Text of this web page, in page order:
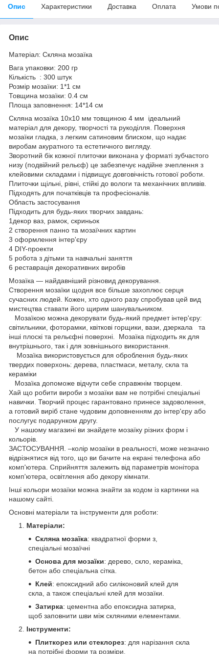
Опис Характеристики Доставка Оплата Умови
Опис
Матеріал: Скляна мозаїка
Вага упаковки: 200 гр
Кількість : 300 штук
Розмір мозаїки: 1*1 см
Товщина мозаїки: 0.4 см
Площа заповнення: 14*14 см
Скляна мозаїка 10х10 мм товщиною 4 мм ідеальний
матеріал для декору, творчості та рукоділля. Поверхня
мозаїки гладка, з легким сатиновим блиском, що надає
виробам акуратного та естетичного вигляду.
Зворотний бік кожної плиточки виконана у форматі зубчастого
низу (подвійний рельєф) це забезпечує надійне зчеплення з
клейовими складами і підвищує довговічність готової роботи.
Плиточки щільні, рівні, стійкі до вологи та механічних впливів.
Підходять для початківців та професіоналів.
Область застосування
Підходить для будь-яких творчих завдань:
1декор ваз, рамок, скриньок
2 створення панно та мозаїчних картин
3 оформлення інтер'єру
4 DIY-проекти
5 робота з дітьми та навчальні заняття
6 реставрація декоративних виробів
Мозаїка — найдавніший різновид декорування.
Створення мозаїки щодня все більше захоплює серця
сучасних людей. Кожен, хто одного разу спробував цей вид
мистецтва ставати його щирим шанувальником.
Мозаїкою можна декорувати будь-який предмет інтер'єру:
світильники, фоторамки, квіткові горщики, вази, дзеркала та
інші плоскі та рельєфні поверхні. Мозаїка підходить як для
внутрішнього, так і для зовнішнього використання.
Мозаїка використовується для оброблення будь-яких
твердих поверхонь: дерева, пластмаси, металу, скла та
кераміки
Мозаїка допоможе відчути себе справжнім творцем.
Хай що робити вироби з мозаїки вам не потрібні спеціальні
навички. Творчий процес гарантовано принесе задоволення,
а готовий виріб стане чудовим доповненням до інтер'єру або
послугує подарунком другу.
У нашому магазині ви знайдете мозаїку різних форм і
кольорів.
ЗАСТОСУВАННЯ. –колір мозаїки в реальності, може незначно
відрізнятися від того, що ви бачите на екрані телефона або
комп'ютера. Сприйняття залежить від параметрів монітора
комп'ютера, освітлення або декору кімнати.
Інші кольори мозаїки можна знайти за кодом із картинки на
нашому сайті.
Основні матеріали та інструменти для роботи:
Матеріали:
Скляна мозаїка: квадратної форми з,
спеціальні мозаїчні
Основа для мозаїки: дерево, скло, кераміка,
бетон або спеціальна сітка.
Клей: епоксидний або силіконовий клей для
скла, а також спеціальні клей для мозаїки.
Затирка: цементна або епоксидна затирка,
щоб заповнити шви між скляними елементами.
Інструменти:
Плиткорез или стеклорез: для нарізання скла
на потрібні форми та розміри.